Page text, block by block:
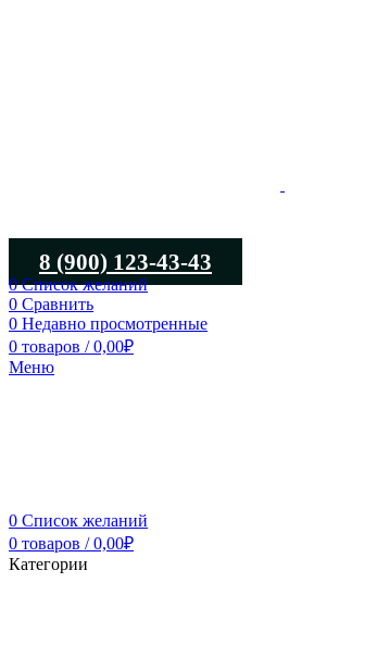
8 (900) 123-43-43
0Список желаний
0 Сравнить
0 Недавно просмотренные
0 товаров / 0,00₽
Меню
0 Список желаний
0 товаров / 0,00₽
Категории